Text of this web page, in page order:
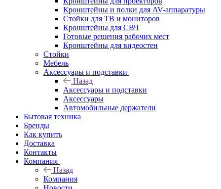
Кронштейны и полки для AV-аппаратуры
Стойки для ТВ и мониторов
Кронштейны для СВЧ
Готовые решения рабочих мест
Кронштейны для видеостен
Стойки
Мебель
Аксессуары и подставки
Назад
Аксессуары и подставки
Аксессуары
Автомобильные держатели
Бытовая техника
Бренды
Как купить
Доставка
Контакты
Компания
Назад
Компания